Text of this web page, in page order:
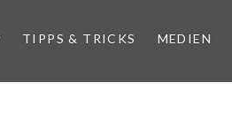
TIPPS & TRICKS MEDIEN